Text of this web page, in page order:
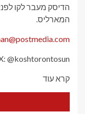
הדיסק מעבר לקו
המארליס.
@koshtorontosun
קרא עוד